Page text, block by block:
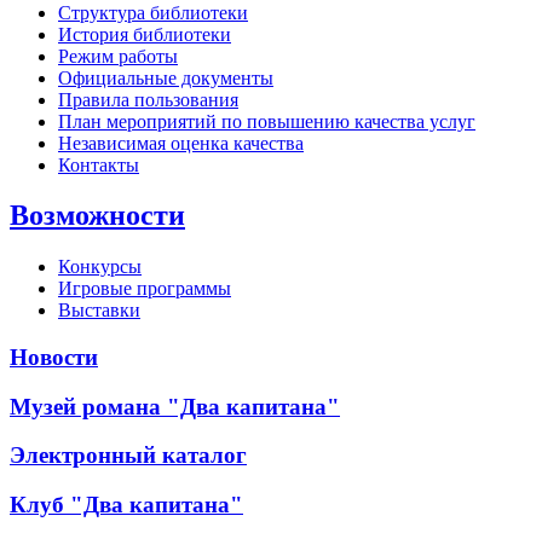
Структура библиотеки
История библиотеки
Режим работы
Официальные документы
Правила пользования
План мероприятий по повышению качества услуг
Независимая оценка качества
Контакты
Возможности
Конкурсы
Игровые программы
Выставки
Новости
Музей романа "Два капитана"
Электронный каталог
Клуб "Два капитана"